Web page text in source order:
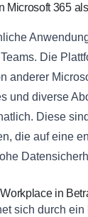
Microsoft 365
Die
anderer
und diverse
Diese
die auf eine
in
sich durch ein